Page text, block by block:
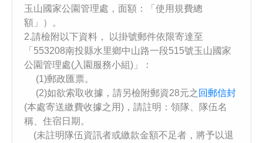
玉山國家公園管理處，面額：「使用規費總
額」）。
2.請檢附以下資料， 以掛號郵件依限寄達至
「553208南投縣水里鄉中山路一段515號玉山國家
公園管理處(入園服務小組)」：
(1)郵政匯票。
(2)如欲索取收據，請另檢附郵資28元之 回郵信封
(本處寄送繳費收據之用)，請註明：領隊、隊伍名
稱、住宿日期。
(未註明隊伍資訊者或繳款金額不足者，將予以退